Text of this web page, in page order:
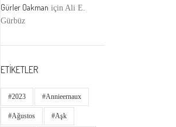
Gürler Oakman içinAli E.
Gürbüz
ETİKETLER
#2023 #annieernaux
#ağustos #aşk